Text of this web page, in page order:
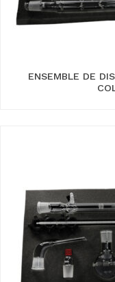
ENSEMBLE DE